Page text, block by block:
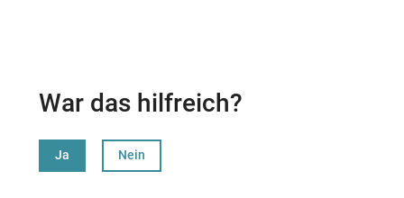
War das hilfreich?
Ja Nein